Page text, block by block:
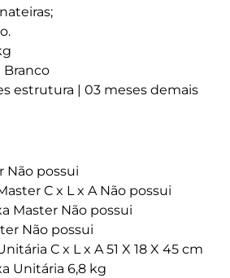
Branco
estrutura | 03 meses demais
Não possui
C x L x A Não possui
Master Não possui
Não possui
C x L x A 51 X 18 X 45 cm
Unitária 6,8 kg